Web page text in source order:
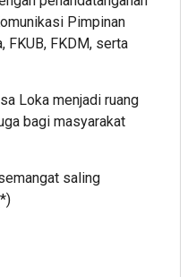
Pimpinan
FKUB, FKDM, serta
Loka menjadi ruang
bagi masyarakat
saling